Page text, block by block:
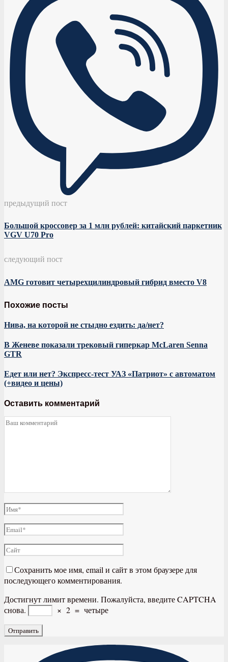
предыдущий пост
Большой кроссовер за 1 млн рублей: китайский паркетник
VGV U70 Pro
следующий пост
AMG готовит четырехцилиндровый гибрид вместо V8
Похожие посты
Нива, на которой не стыдно ездить: да/нет?
В Женеве показали трековый гиперкар McLaren Senna
GTR
Едет или нет? Экспресс-тест УАЗ «Патриот» с автоматом
(+видео и цены)
Оставить комментарий
Сохранить мое имя, email и сайт в этом браузере для
последующего комментирования.
Достигнут лимит времени. Пожалуйста, введите CAPTCHA
снова.
× 2 = четыре